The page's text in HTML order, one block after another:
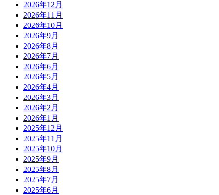
2026年12月
2026年11月
2026年10月
2026年9月
2026年8月
2026年7月
2026年6月
2026年5月
2026年4月
2026年3月
2026年2月
2026年1月
2025年12月
2025年11月
2025年10月
2025年9月
2025年8月
2025年7月
2025年6月